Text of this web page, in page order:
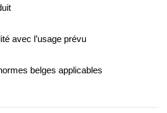
avec l’usage prévu
belges applicables